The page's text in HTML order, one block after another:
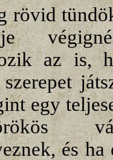
rövid
az is,
egy
és